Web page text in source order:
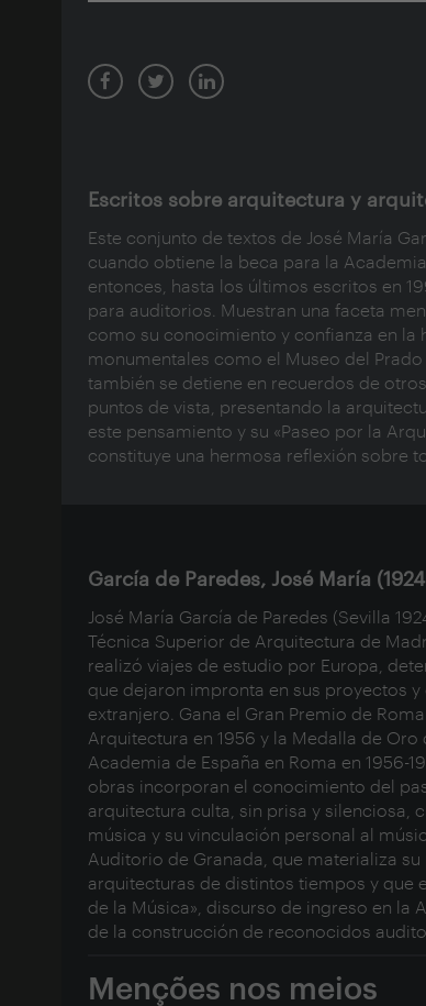
Escritos sobre arquitectura y
Este conjunto de textos de José María
cuando obtiene la beca para la
entonces, hasta los últimos escritos en
para auditorios. Muestran una faceta
como su conocimiento y confianza en
monumentales como el Museo del
también se detiene en recuerdos de
puntos de vista, presentando la
este pensamiento y su «Paseo por la
constituye una hermosa reflexión sobre
García de Paredes, José María
José María García de Paredes (Sevilla
Técnica Superior de Arquitectura de
realizó viajes de estudio por Europa,
que dejaron impronta en sus proyectos
extranjero. Gana el Gran Premio de
Arquitectura en 1956 y la Medalla de Oro
Academia de España en Roma en 1956-
obras incorporan el conocimiento del
arquitectura culta, sin prisa y silenciosa,
música y su vinculación personal al
Auditorio de Granada, que materializa
arquitecturas de distintos tiempos y que
de la Música», discurso de ingreso en la
de la construcción de reconocidos
Menções nos meios